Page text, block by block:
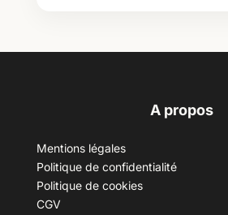
A propos
Mentions légales
Politique de confidentialité
Politique de cookies
CGV